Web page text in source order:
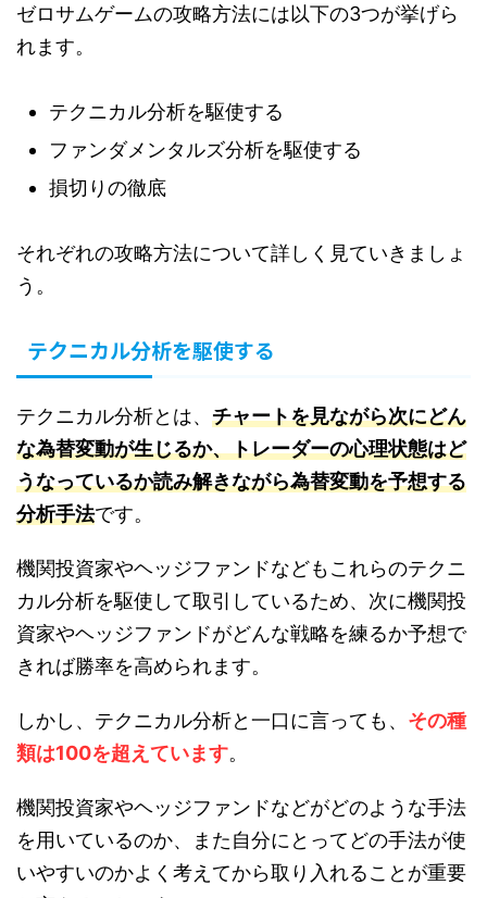
ゼロサムゲームの攻略方法には以下の3つが挙げら
れます。
テクニカル分析を駆使する
ファンダメンタルズ分析を駆使する
損切りの徹底
それぞれの攻略方法について詳しく見ていきましょ
う。
テクニカル分析を駆使する
テクニカル分析とは、 チャートを見ながら次にどん
な為替変動が生じるか、トレーダーの心理状態はど
うなっているか読み解きながら為替変動を予想する
分析手法です。
機関投資家やヘッジファンドなどもこれらのテクニ
カル分析を駆使して取引しているため、次に機関投
資家やヘッジファンドがどんな戦略を練るか予想で
きれば勝率を高められます。
しかし、テクニカル分析と一口に言っても、 その種
類は100を超えています。
機関投資家やヘッジファンドなどがどのような手法
を用いているのか、また自分にとってどの手法が使
いやすいのかよく考えてから取り入れることが重要